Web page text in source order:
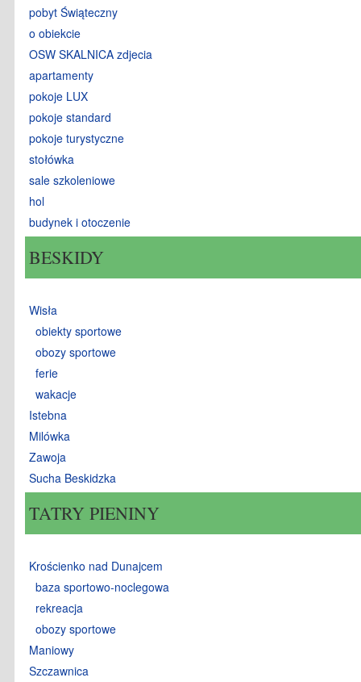
pobyt Świąteczny
o obiekcie
OSW SKALNICA zdjecia
apartamenty
pokoje LUX
pokoje standard
pokoje turystyczne
stołówka
sale szkoleniowe
hol
budynek i otoczenie
BESKIDY
Wisła
obiekty sportowe
obozy sportowe
ferie
wakacje
Istebna
Milówka
Zawoja
Sucha Beskidzka
TATRY PIENINY
Krościenko nad Dunajcem
baza sportowo-noclegowa
rekreacja
obozy sportowe
Maniowy
Szczawnica